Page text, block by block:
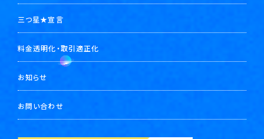
三つ星★宣言
料金透明化・取引適正化
お知らせ
お問い合わせ